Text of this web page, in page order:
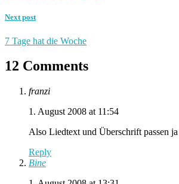
Next post
7 Tage hat die Woche
12 Comments
franzi
1. August 2008 at 11:54
Also Liedtext und Überschrift passen
Reply
Bine